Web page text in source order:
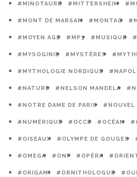
#MINOTAURE #MITTERSHEIM
#MONT DE MARSAN #MONTAG
#MOYEN AGE #MP3 #MUSIQUE
#MYSOGINIE #MYSTÈRES
#MYTHOLOGIE NORDIQUE
#NATURE #NELSON MANDELA
#NOTRE DAME DE PARIS #NOUVEL
#NUMÉRIQUE #OCCE #OCÉAN
#OISEAUX #OLYMPE DE GOUGES
#OMEGA #ONF #OPÉRA
#ORIGAMI #ORNITHOLOGUE